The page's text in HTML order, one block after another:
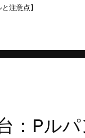
と注意点】
：Pル